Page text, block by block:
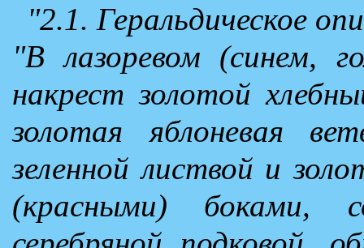
"2.1. Геральдическое
"В лазоревом (синем,
накрест золотой
золотая яблоневая
зеленной листвой и
(красными) боками,